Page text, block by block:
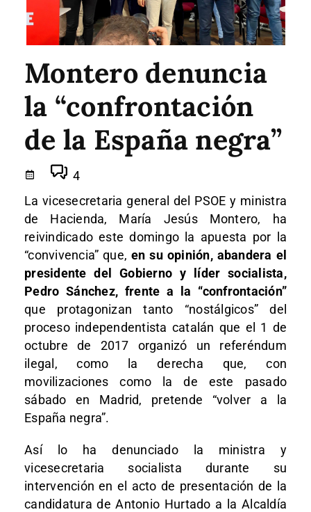
Montero denuncia
la “confrontación
de la España negra”
4
La vicesecretaria general del PSOE y ministra
de Hacienda, María Jesús Montero, ha
reivindicado este domingo la apuesta por la
“convivencia” que, en su opinión, abandera el
presidente del Gobierno y líder socialista,
Pedro Sánchez, frente a la “confrontación”
que protagonizan tanto “nostálgicos” del
proceso independentista catalán que el 1 de
octubre de 2017 organizó un referéndum
ilegal, como la derecha que, con
movilizaciones como la de este pasado
sábado en Madrid, pretende “volver a la
España negra”.
Así lo ha denunciado la ministra y
vicesecretaria socialista durante su
intervención en el acto de presentación de la
candidatura de Antonio Hurtado a la Alcaldía